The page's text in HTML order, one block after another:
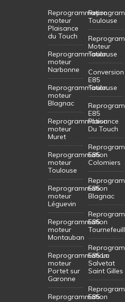
Reprogrammation
moteur
Plaisance
du Touch
Reprogrammation
moteur
Narbonne
Reprogrammation
moteur
Blagnac
Reprogrammation
moteur
Muret
Reprogrammation
moteur
Toulouse
Reprogrammation
moteur
Léguevin
Reprogrammation
moteur
Montauban
Reprogrammation
moteur
Portet sur
Garonne
Reprogrammation
Toulouse
Moteur
Toulouse
Conversion
E85
Toulouse
E85
Plaisance
Du Touch
E85
Colomiers
E85
Blagnac
E85
E85 La
Salvetat
Saint Gilles
E85